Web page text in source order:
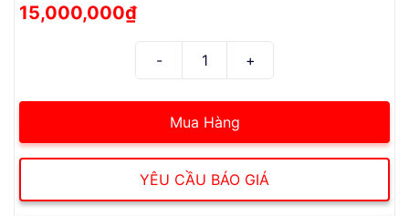
15,000,000₫
Mua Hàng
YÊU CẦU BÁO GIÁ